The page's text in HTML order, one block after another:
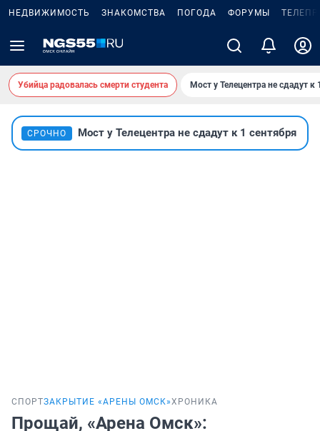
НЕДВИЖИМОСТЬ ЗНАКОМСТВА ПОГОДА ФОРУМЫ
Убийца радовалась смерти студента Мост у Телецентра не сдадут к
СРОЧНО Мост у Телецентра не сдадут к 1 сентября
СПОРТЗАКРЫТИЕ «АРЕНЫ ОМСК»ХРОНИКА
Прощай, «Арена Омск»: